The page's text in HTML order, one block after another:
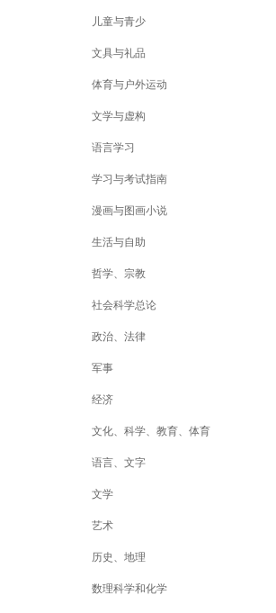
儿童与青少
文具与礼品
体育与户外运动
文学与虚构
语言学习
学习与考试指南
漫画与图画小说
生活与自助
哲学、宗教
社会科学总论
政治、法律
军事
经济
文化、科学、教育、体育
语言、文字
文学
艺术
历史、地理
数理科学和化学